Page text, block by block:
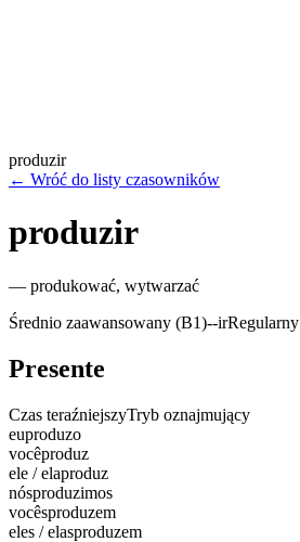
produzir
← Wróć do listy czasowników
produzir
— produkować, wytwarzać
Średnio zaawansowany (B1)--irRegularny
Presente
Czas teraźniejszyTryb oznajmujący
euproduzo
vocêproduz
ele / elaproduz
nósproduzimos
vocêsproduzem
eles / elasproduzem